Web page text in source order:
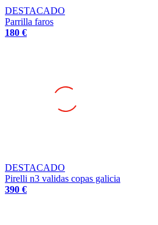
DESTACADO
Parrilla faros
180 €
DESTACADO
Pirelli n3 validas copas galicia
390 €